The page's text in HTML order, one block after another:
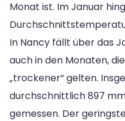
Monat ist. Im Januar
In Nancy fällt über das
auch in den Monaten,
„trockener“ gelten.
durchschnittlich 897
gemessen. Der